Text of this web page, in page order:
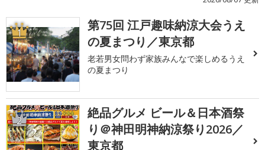
1
第75回 江戸趣味納涼大会うえ
の夏まつり／東京都
老若男女問わず家族みんなで楽しめるうえ
の夏まつり
2
絶品グルメ ビール＆日本酒祭
り＠神田明神納涼祭り2026／
東京都